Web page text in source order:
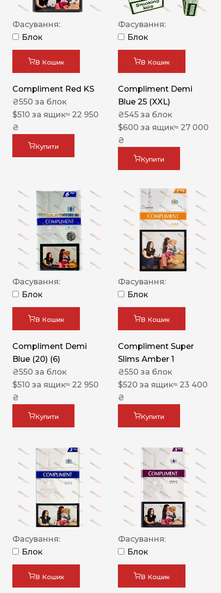
Фасування:
Блок
В Кошик
Compliment Red KS
₴550 за блок
$510 за ящик≈ 22 950
₴
Купити
Фасування:
Блок
В Кошик
Compliment Demi
Blue 25 (XXL)
₴545 за блок
$600 за ящик≈ 27 000
₴
Купити
Фасування:
Блок
В Кошик
Compliment Demi
Blue (20) (6)
₴550 за блок
$510 за ящик≈ 22 950
₴
Купити
Фасування:
Блок
В Кошик
Compliment Super
Slims Amber 1
₴550 за блок
$520 за ящик≈ 23 400
₴
Купити
Фасування:
Блок
В Кошик
Фасування:
Блок
В Кошик